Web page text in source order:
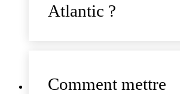
Atlantic ?
Comment mettre